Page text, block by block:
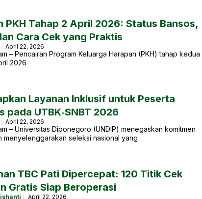
PKH Tahap 2 April 2026: Status Bansos,
Cara Cek yang Praktis
April 22, 2026
– Pencairan Program Keluarga Harapan (PKH) tahap kedua
2026
Layanan Inklusif untuk Peserta
pada UTBK‑SNBT 2026
April 22, 2026
– Universitas Diponegoro (UNDIP) menegaskan komitmen
menyelenggarakan seleksi nasional yang
TBC Pati Dipercepat: 120 Titik Cek
Gratis Siap Beroperasi
April 22, 2026